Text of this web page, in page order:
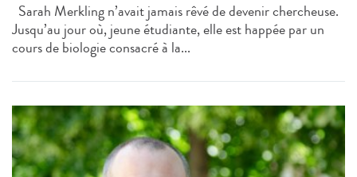
Sarah Merkling n’avait jamais rêvé de devenir chercheuse.
Jusqu’au jour où, jeune étudiante, elle est happée par un
cours de biologie consacré à la...